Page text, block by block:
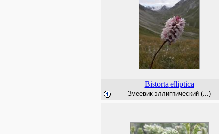
Bistorta elliptica
Змеевик эллиптический (...)